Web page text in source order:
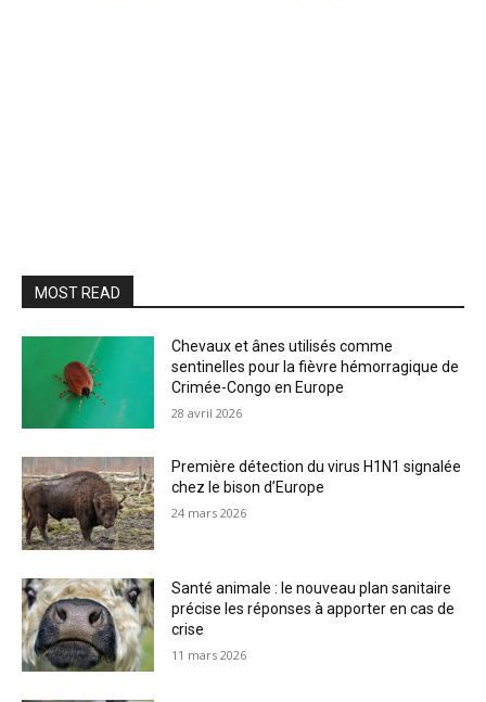
MOST READ
Chevaux et ânes utilisés comme
sentinelles pour la fièvre hémorragique de
Crimée-Congo en Europe
28 avril 2026
Première détection du virus H1N1 signalée
chez le bison d’Europe
24 mars 2026
Santé animale : le nouveau plan sanitaire
précise les réponses à apporter en cas de
crise
11 mars 2026